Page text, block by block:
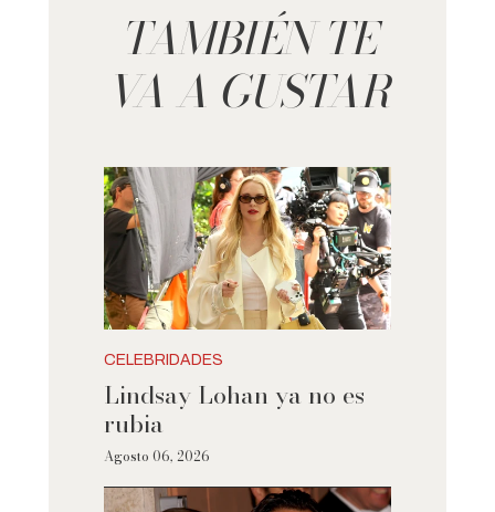
TAMBIÉN TE
VA A GUSTAR
CELEBRIDADES
Lindsay Lohan ya no es
rubia
Agosto 06, 2026